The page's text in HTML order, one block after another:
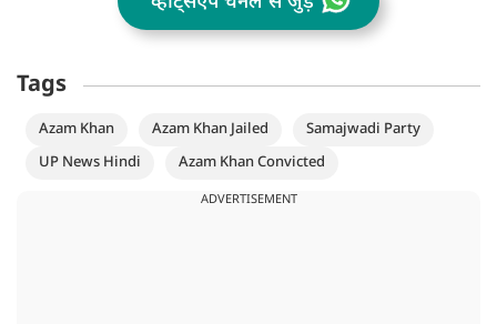
Tags
Azam Khan Azam Khan Jailed
Samajwadi Party
UP News Hindi
Azam Khan Convicted
ADVERTISEMENT